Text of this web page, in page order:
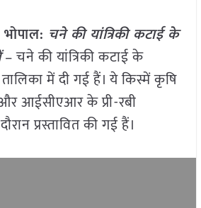
चने की यांत्रिकी कटाई के
– चने की यांत्रिकी कटाई के
में दी गई हैं। ये किस्में कृषि
आईसीएआर के प्री-रबी
प्रस्तावित की गई हैं।